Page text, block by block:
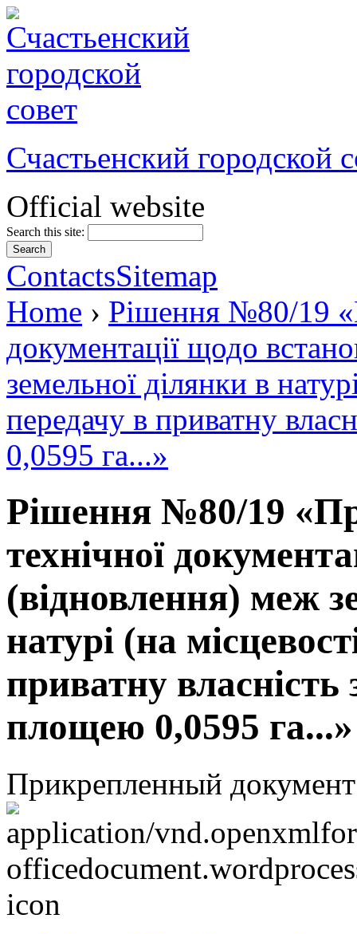
Счастьенский городской
Official website
Search this site:
ContactsSitemap
Home › Рішення №80/19
документації щодо
земельної ділянки в
передачу в приватну
0,0595 га...»
Рішення №80/19
технічної
(відновлення) меж
натурі (на
приватну власність
площею 0,0595 га...»
Прикрепленный